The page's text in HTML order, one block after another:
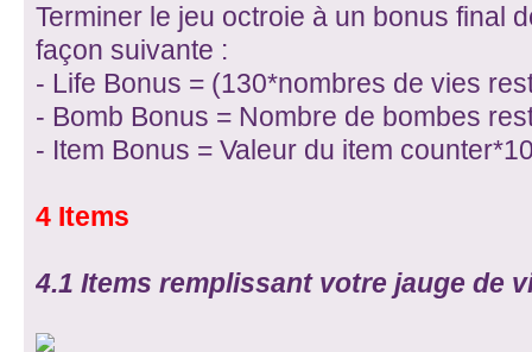
Terminer le jeu octroie à un bonus final
façon suivante :
- Life Bonus = (130*nombres de vies
- Bomb Bonus = Nombre de bombes
- Item Bonus = Valeur du item
4 Items
4.1 Items remplissant votre jauge de